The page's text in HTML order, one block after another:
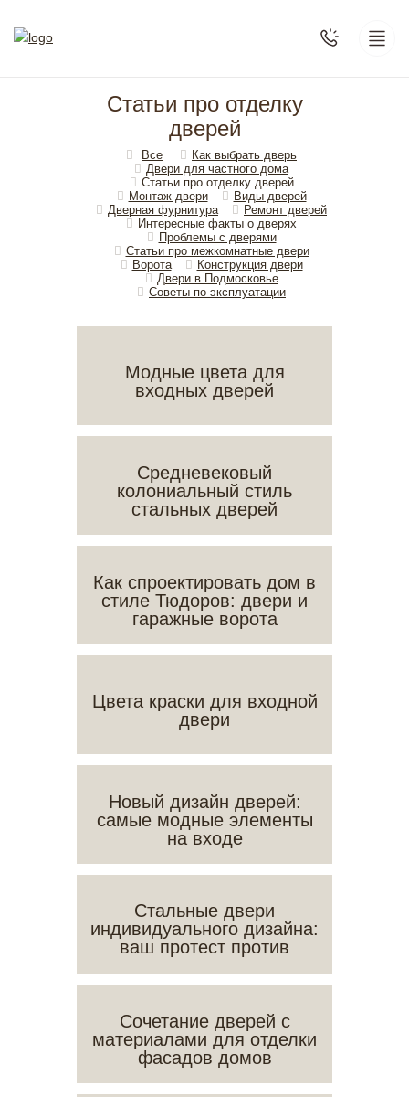
Статьи про отделку
дверей
Все
Как выбрать дверь
Двери для частного дома
Статьи про отделку дверей
Монтаж двери
Виды дверей
Дверная фурнитура
Ремонт дверей
Интересные факты о дверях
Проблемы с дверями
Статьи про межкомнатные двери
Ворота
Конструкция двери
Двери в Подмосковье
Cоветы по эксплуатации
Модные цвета для
входных дверей
Средневековый
колониальный стиль
стальных дверей
Как спроектировать дом в
стиле Тюдоров: двери и
гаражные ворота
Цвета краски для входной
двери
Новый дизайн дверей:
самые модные элементы
на входе
Стальные двери
индивидуального дизайна:
ваш протест против
Сочетание дверей с
материалами для отделки
фасадов домов